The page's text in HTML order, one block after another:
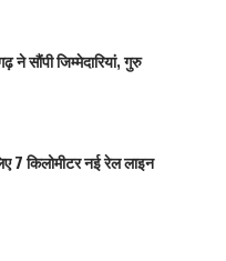
सौंपी जिम्मेदारियां, गुरु
7 किलोमीटर नई रेल लाइन